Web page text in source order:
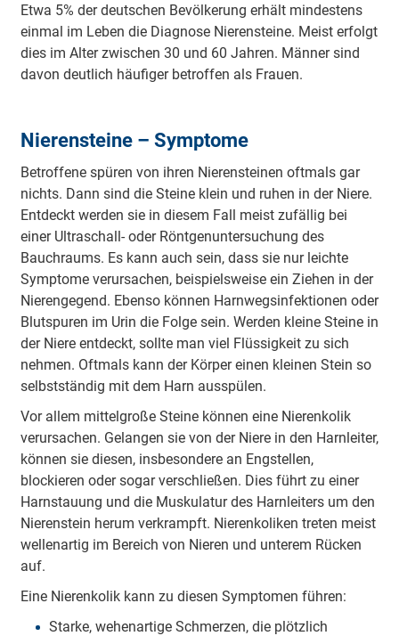
Etwa 5% der deutschen Bevölkerung erhält mindestens
einmal im Leben die Diagnose Nierensteine. Meist erfolgt
dies im Alter zwischen 30 und 60 Jahren. Männer sind
davon deutlich häufiger betroffen als Frauen.
Nierensteine – Symptome
Betroffene spüren von ihren Nierensteinen oftmals gar
nichts. Dann sind die Steine klein und ruhen in der Niere.
Entdeckt werden sie in diesem Fall meist zufällig bei
einer Ultraschall- oder Röntgenuntersuchung des
Bauchraums. Es kann auch sein, dass sie nur leichte
Symptome verursachen, beispielsweise ein Ziehen in der
Nierengegend. Ebenso können Harnwegsinfektionen oder
Blutspuren im Urin die Folge sein. Werden kleine Steine in
der Niere entdeckt, sollte man viel Flüssigkeit zu sich
nehmen. Oftmals kann der Körper einen kleinen Stein so
selbstständig mit dem Harn ausspülen.
Vor allem mittelgroße Steine können eine Nierenkolik
verursachen. Gelangen sie von der Niere in den Harnleiter,
können sie diesen, insbesondere an Engstellen,
blockieren oder sogar verschließen. Dies führt zu einer
Harnstauung und die Muskulatur des Harnleiters um den
Nierenstein herum verkrampft. Nierenkoliken treten meist
wellenartig im Bereich von Nieren und unterem Rücken
auf.
Eine Nierenkolik kann zu diesen Symptomen führen:
Starke, wehenartige Schmerzen, die plötzlich